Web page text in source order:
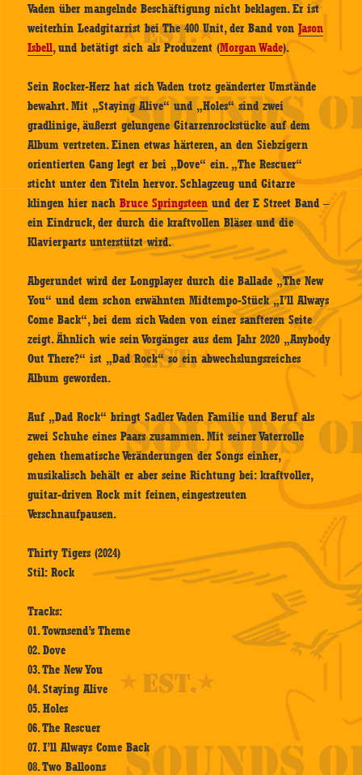
Vaden über mangelnde Beschäftigung nicht beklagen. Er ist
weiterhin Leadgitarrist bei The 400 Unit, der Band vonJason
Isbell, und betätigt sich als Produzent (Morgan Wade).
Sein Rocker-Herz hat sich Vaden trotz geänderter Umstände
bewahrt. Mit „Staying Alive“ und „Holes“ sind zwei
gradlinige, äußerst gelungene Gitarrenrockstücke auf dem
Album vertreten. Einen etwas härteren, an den Siebzigern
orientierten Gang legt er bei „Dove“ ein. „The Rescuer“
sticht unter den Titeln hervor. Schlagzeug und Gitarre
klingen hier nachBruce Springsteen und der E Street Band –
ein Eindruck, der durch die kraftvollen Bläser und die
Klavierparts unterstützt wird.
Abgerundet wird der Longplayer durch die Ballade „The New
You“ und dem schon erwähnten Midtempo-Stück „I’ll Always
Come Back“, bei dem sich Vaden von einer sanfteren Seite
zeigt. Ähnlich wie sein Vorgänger aus dem Jahr 2020 „Anybody
Out There?“ ist „Dad Rock“ so ein abwechslungsreiches
Album geworden.
Auf „Dad Rock“ bringt Sadler Vaden Familie und Beruf als
zwei Schuhe eines Paars zusammen. Mit seiner Vaterrolle
gehen thematische Veränderungen der Songs einher,
musikalisch behält er aber seine Richtung bei: kraftvoller,
guitar-driven Rock mit feinen, eingestreuten
Verschnaufpausen.
Thirty Tigers (2024)
Stil: Rock
Tracks:
01. Townsend’s Theme
02. Dove
03. The New You
04. Staying Alive
05. Holes
06. The Rescuer
07. I’ll Always Come Back
08. Two Balloons